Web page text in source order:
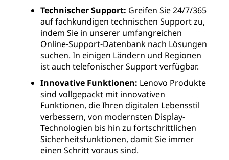
Technischer Support: Greifen Sie 24/7/365
auf fachkundigen technischen Support zu,
indem Sie in unserer umfangreichen
Online-Support-Datenbank nach Lösungen
suchen. In einigen Ländern und Regionen
ist auch telefonischer Support verfügbar.
Innovative Funktionen: Lenovo Produkte
sind vollgepackt mit innovativen
Funktionen, die Ihren digitalen Lebensstil
verbessern, von modernsten Display-
Technologien bis hin zu fortschrittlichen
Sicherheitsfunktionen, damit Sie immer
einen Schritt voraus sind.